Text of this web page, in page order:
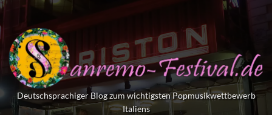
Skip
to
content
Deutschsprachiger Blog zum wichtigsten Popmusikwettbewerb
Italiens